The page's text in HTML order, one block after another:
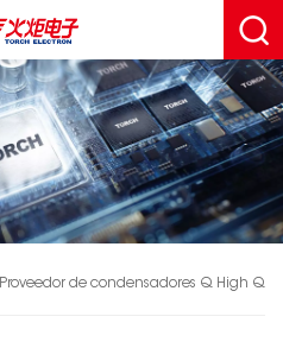
Proveedor de condensadores Q High Q